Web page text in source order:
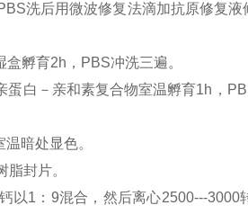
洗后用微波修复法滴加抗原修复液
盒孵育2h ， PBS冲洗三遍。
蛋白－亲和素复合物室温孵育1h ，
暗处显色。
封片。
以1 ： 9混合，然后离心2500---3000